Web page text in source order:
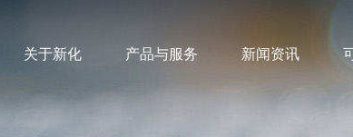
关于新化 产品与服务 新闻资讯